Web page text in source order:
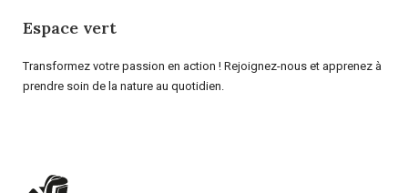
Espace vert
Transformez votre passion en action ! Rejoignez-nous et apprenez à
prendre soin de la nature au quotidien.